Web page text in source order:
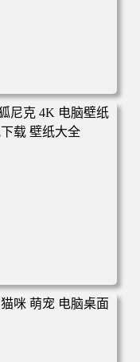
漫壁纸 电脑桌面
4K 电脑壁纸 3840x2
全